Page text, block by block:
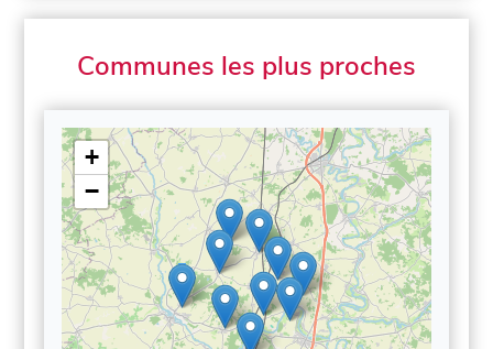
Communes les plus proches
+
−